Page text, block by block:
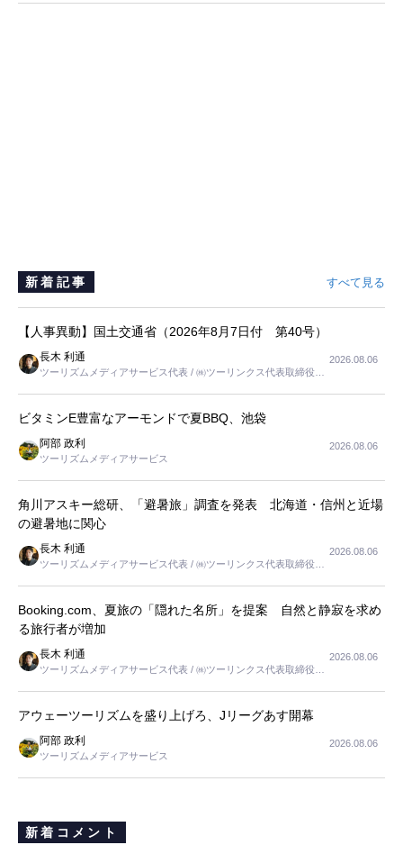
新着記事 すべて見る
【人事異動】国土交通省（2026年8月7日付 第40号）
長木 利通
ツーリズムメディアサービス代表 / ㈱ツーリンクス代表取締役社
2026.08.06
ビタミンE豊富なアーモンドで夏BBQ、池袋
阿部 政利
ツーリズムメディアサービス
2026.08.06
角川アスキー総研、「避暑旅」調査を発表 北海道・信州と近場
の避暑地に関心
長木 利通
ツーリズムメディアサービス代表 / ㈱ツーリンクス代表取締役社
2026.08.06
Booking.com、夏旅の「隠れた名所」を提案 自然と静寂を求め
る旅行者が増加
長木 利通
ツーリズムメディアサービス代表 / ㈱ツーリンクス代表取締役社
2026.08.06
アウェーツーリズムを盛り上げろ、Jリーグあす開幕
阿部 政利
ツーリズムメディアサービス
2026.08.06
新着コメント